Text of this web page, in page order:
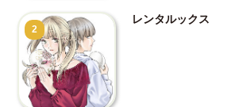
2
レンタルックス